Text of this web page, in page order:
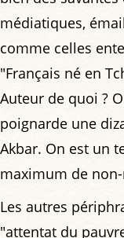
médiatiques,
comme celles
"Français né en
Auteur de quoi ?
poignarde une
Akbar. On est un
maximum de
Les autres
"attentat du